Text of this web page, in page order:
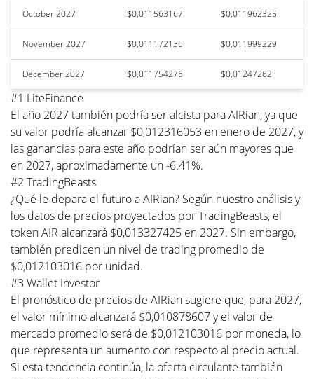
October 2027 $0,011563167 $0,011962325
November 2027 $0,011172136 $0,011999229
December 2027 $0,011754276 $0,01247262
#1 LiteFinance
El año 2027 también podría ser alcista para AIRian, ya que
su valor podría alcanzar $0,012316053 en enero de 2027, y
las ganancias para este año podrían ser aún mayores que
en 2027, aproximadamente un -6.41%.
#2 TradingBeasts
¿Qué le depara el futuro a AIRian? Según nuestro análisis y
los datos de precios proyectados por TradingBeasts, el
token AIR alcanzará $0,013327425 en 2027. Sin embargo,
también predicen un nivel de trading promedio de
$0,012103016 por unidad.
#3 Wallet Investor
El pronóstico de precios de AIRian sugiere que, para 2027,
el valor mínimo alcanzará $0,010878607 y el valor de
mercado promedio será de $0,012103016 por moneda, lo
que representa un aumento con respecto al precio actual.
Si esta tendencia continúa, la oferta circulante también